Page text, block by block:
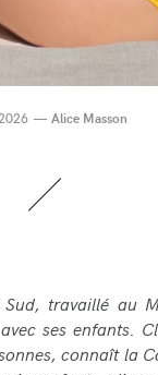
Alice Masson
travaillé au
ses enfants.
connaît la